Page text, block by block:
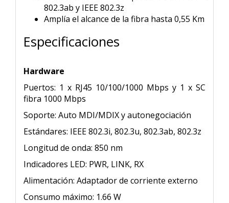
802.3ab y IEEE 802.3z
Amplía el alcance de la fibra hasta 0,55 Km
Especificaciones
Hardware
Puertos: 1 x RJ45 10/100/1000 Mbps y 1 x SC
fibra 1000 Mbps
Soporte: Auto MDI/MDIX y autonegociación
Estándares: IEEE 802.3i, 802.3u, 802.3ab, 802.3z
Longitud de onda: 850 nm
Indicadores LED: PWR, LINK, RX
Alimentación: Adaptador de corriente externo
Consumo máximo: 1.66 W